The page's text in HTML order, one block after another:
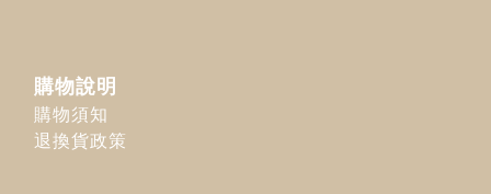
購物說明
購物須知
退換貨政策